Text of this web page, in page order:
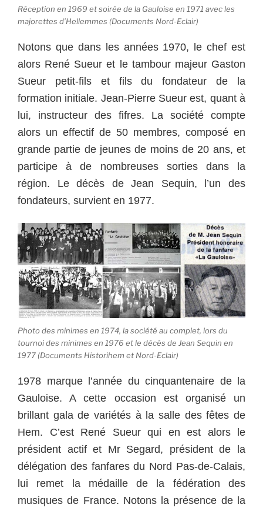
Réception en 1969 et soirée de la Gauloise en 1971 avec les
majorettes d’Hellemmes (Documents Nord-Eclair)
Notons que dans les années 1970, le chef est
alors René Sueur et le tambour majeur Gaston
Sueur petit-fils et fils du fondateur de la
formation initiale. Jean-Pierre Sueur est, quant à
lui, instructeur des fifres. La société compte
alors un effectif de 50 membres, composé en
grande partie de jeunes de moins de 20 ans, et
participe à de nombreuses sorties dans la
région. Le décès de Jean Sequin, l’un des
fondateurs, survient en 1977.
Photo des minimes en 1974, la société au complet, lors du
tournoi des minimes en 1976 et le décès de Jean Sequin en
1977 (Documents Historihem et Nord-Eclair)
1978 marque l’année du cinquantenaire de la
Gauloise. A cette occasion est organisé un
brillant gala de variétés à la salle des fêtes de
Hem. C’est René Sueur qui en est alors le
président actif et Mr Segard, président de la
délégation des fanfares du Nord Pas-de-Calais,
lui remet la médaille de la fédération des
musiques de France. Notons la présence de la